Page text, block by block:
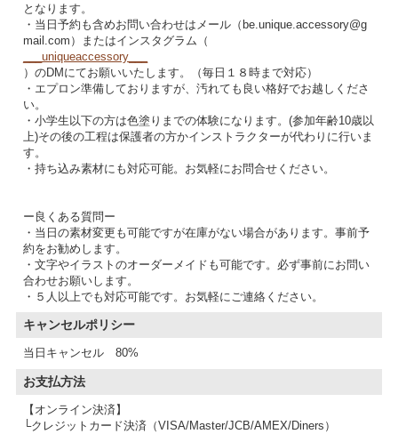
となります。
・当日予約も含めお問い合わせはメール（be.unique.accessory@g
mail.com）またはインスタグラム（
___uniqueaccessory___
）のDMにてお願いいたします。（毎日１８時まで対応）
・エプロン準備しておりますが、汚れても良い格好でお越しくださ
い。
・小学生以下の方は色塗りまでの体験になります。(参加年齢10歳以
上)その後の工程は保護者の方かインストラクターが代わりに行いま
す。
・持ち込み素材にも対応可能。お気軽にお問合せください。
ー良くある質問ー
・当日の素材変更も可能ですが在庫がない場合があります。事前予
約をお勧めします。
・文字やイラストのオーダーメイドも可能です。必ず事前にお問い
合わせお願いします。
・５人以上でも対応可能です。お気軽にご連絡ください。
キャンセルポリシー
当日キャンセル 80%
お支払方法
【オンライン決済】
└クレジットカード決済（VISA/Master/JCB/AMEX/Diners）